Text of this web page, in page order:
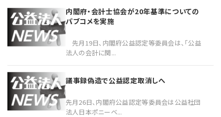
【連載】AI活用のすすめ
【連載】IT実務一問一答
内閣府・会計士協会が20年基準についての
パブコメを実施
先月19日、内閣府公益認定等委員会は、「公益
法人の会計に関...
議事録偽造で公益認定取消しへ
先月26日、内閣府公益認定等委員会は公益社団
法人日本ポニーベ...